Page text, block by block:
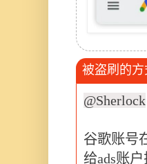
被盗刷的方
@Sherlock
谷歌账号
给ads账